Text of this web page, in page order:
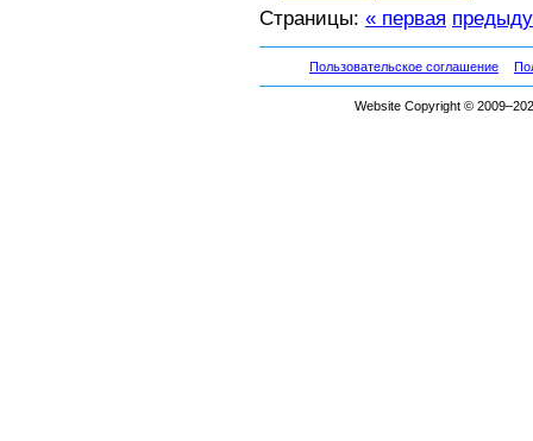
Страницы: « первая
Пользовательское соглашение
Website Copyright ©